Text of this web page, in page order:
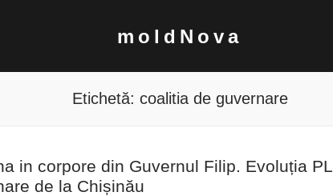
moldNova
Etichetă: coalitia de guvernare
in corpore din Guvernul Filip. Evoluția PL
de la Chișinău